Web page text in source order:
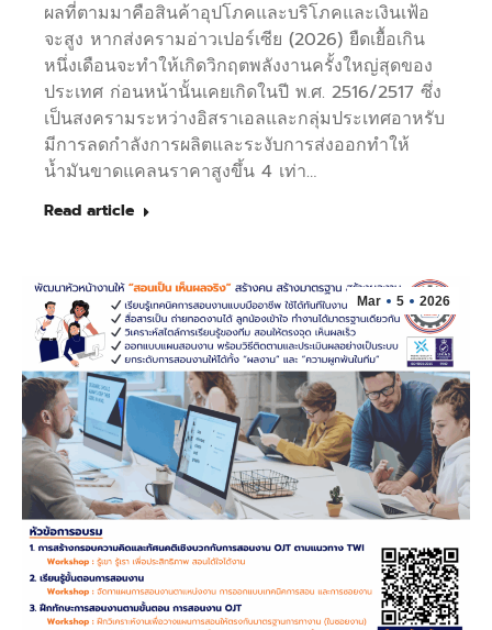
ผลที่ตามมาคือสินค้าอุปโภคและบริโภคและเงินเฟ้อ
จะสูง หากส่งครามอ่าวเปอร์เซีย (2026) ยืดเยื้อเกิน
หนึ่งเดือนจะทำให้เกิดวิกฤตพลังงานครั้งใหญ่สุดของ
ประเทศ ก่อนหน้านั้นเคยเกิดในปี พ.ศ. 2516/2517 ซึ่ง
เป็นสงครามระหว่างอิสราเอลและกลุ่มประเทศอาหรับ
มีการลดกำลังการผลิตและระงับการส่งออกทำให้
น้ำมันขาดแคลนราคาสูงขึ้น 4 เท่า…
Read article
Mar 5 2026